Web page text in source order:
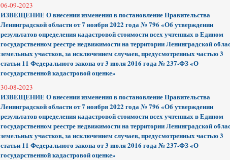
06-09-2023
ИЗВЕЩЕНИЕ О внесении изменения в постановление Правительства
Ленинградской области от 7 ноября 2022 года № 796 «Об утверждении
результатов определения кадастровой стоимости всех учтенных в Едином
государственном реестре недвижимости на территории Ленинградской
земельных участков, за исключением случаев, предусмотренных частью 3
статьи 11 Федерального закона от 3 июля 2016 года № 237-ФЗ «О
государственной кадастровой оценке»
30-08-2023
ИЗВЕЩЕНИЕ О внесении изменения в постановление Правительства
Ленинградской области от 7 ноября 2022 года № 796 «Об утверждении
результатов определения кадастровой стоимости всех учтенных в Едином
государственном реестре недвижимости на территории Ленинградской
земельных участков, за исключением случаев, предусмотренных частью 3
статьи 11 Федерального закона от 3 июля 2016 года № 237-ФЗ «О
государственной кадастровой оценке»